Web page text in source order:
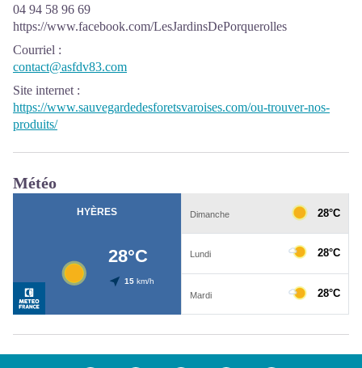
04 94 58 96 69
https://www.facebook.com/LesJardinsDePorquerolles
Courriel :
contact@asfdv83.com
Site internet :
https://www.sauvegardedesforetsvaroises.com/ou-trouver-nos-
produits/
Météo